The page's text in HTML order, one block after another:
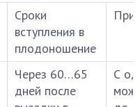
Сроки
вступления в
плодоношение
Через 60…65
дней после
С